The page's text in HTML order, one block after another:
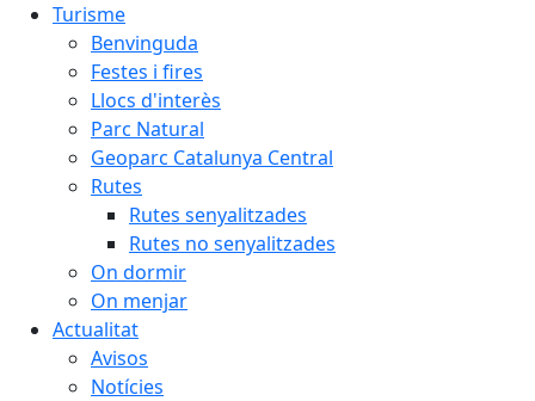
Turisme
Benvinguda
Festes i fires
Llocs d'interès
Parc Natural
Geoparc Catalunya Central
Rutes
Rutes senyalitzades
Rutes no senyalitzades
On dormir
On menjar
Actualitat
Avisos
Notícies